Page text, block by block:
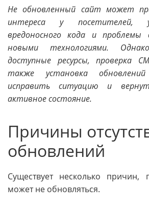
Не обновленный сайт может
интереса у посетителей,
вредоносного кода и проблемы
новыми технологиями.
доступные ресурсы, проверка
также установка
исправить ситуацию и
активное состояние.
Причины
обновлений
Существует несколько
может не обновляться.